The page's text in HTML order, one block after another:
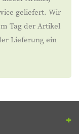
geliefert. Wir
Tag der Artikel
Lieferung ein